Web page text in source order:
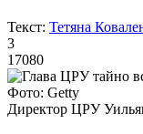
Текст: Тетяна
3
17080
Фото: Getty
Директор ЦРУ